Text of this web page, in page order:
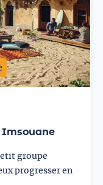
Imsouane
groupe
progresser en